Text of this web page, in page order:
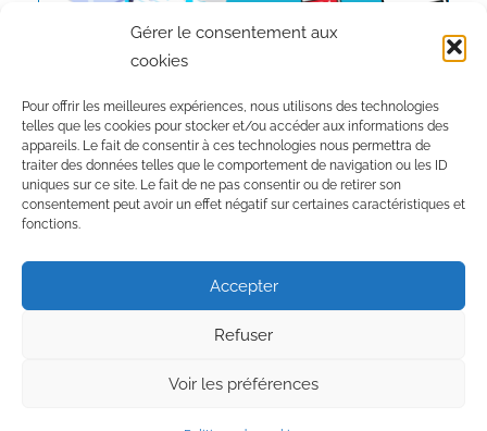
Gérer le consentement aux
cookies
Pour offrir les meilleures expériences, nous utilisons des technologies
telles que les cookies pour stocker et/ou accéder aux informations des
appareils. Le fait de consentir à ces technologies nous permettra de
traiter des données telles que le comportement de navigation ou les ID
uniques sur ce site. Le fait de ne pas consentir ou de retirer son
consentement peut avoir un effet négatif sur certaines caractéristiques et
fonctions.
Accepter
Refuser
Voir les préférences
Inscription à la newsletter :
Je valide mon inscription !
WordPress Theme: Donovan by ThemeZee.